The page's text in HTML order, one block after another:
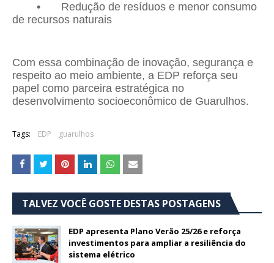
•
Redução de resíduos e menor consumo
de recursos naturais
Com essa combinação de inovação, segurança e
respeito ao meio ambiente, a EDP reforça seu
papel como parceira estratégica no
desenvolvimento socioeconômico de Guarulhos.
Tags: EDP guarulhos
TALVEZ VOCÊ GOSTE DESTAS POSTAGENS
EDP apresenta Plano Verão 25/26 e reforça
investimentos para ampliar a resiliência do
sistema elétrico